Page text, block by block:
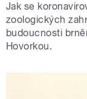
Jak se
zoologických
budoucnosti
Hovorkou.